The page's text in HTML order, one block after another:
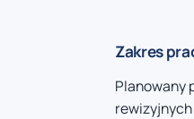
Zakres
Planowany